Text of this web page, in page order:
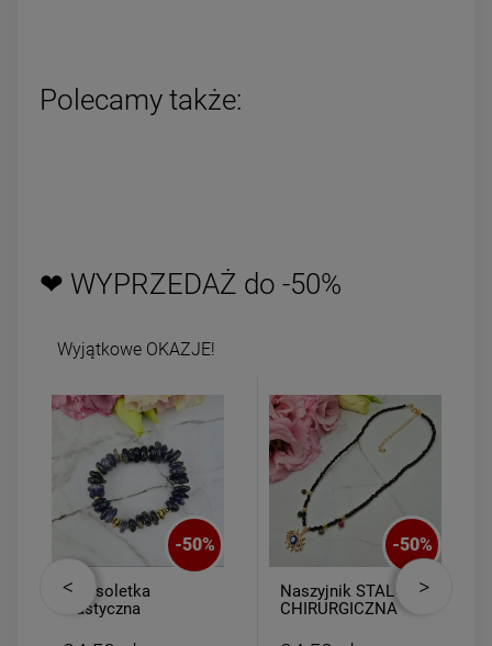
Polecamy także:
❤ WYPRZEDAŻ do -50%
Wyjątkowe OKAZJE!
-50%
Bransoletka
elastyczna
-50%
Naszyjnik STAL
CHIRURGICZNA